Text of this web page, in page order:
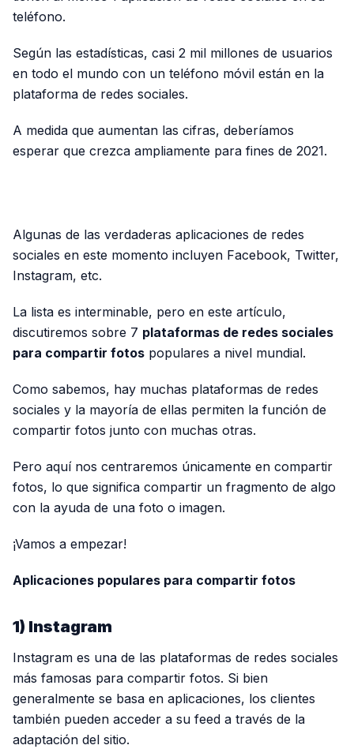
teléfono.
Según las estadísticas, casi 2 mil millones de usuarios
en todo el mundo con un teléfono móvil están en la
plataforma de redes sociales.
A medida que aumentan las cifras, deberíamos
esperar que crezca ampliamente para fines de 2021.
Algunas de las verdaderas aplicaciones de redes
sociales en este momento incluyen Facebook, Twitter,
Instagram, etc.
La lista es interminable, pero en este artículo,
discutiremos sobre 7 plataformas de redes sociales
para compartir fotos populares a nivel mundial.
Como sabemos, hay muchas plataformas de redes
sociales y la mayoría de ellas permiten la función de
compartir fotos junto con muchas otras.
Pero aquí nos centraremos únicamente en compartir
fotos, lo que significa compartir un fragmento de algo
con la ayuda de una foto o imagen.
¡Vamos a empezar!
Aplicaciones populares para compartir fotos
1) Instagram
Instagram es una de las plataformas de redes sociales
más famosas para compartir fotos. Si bien
generalmente se basa en aplicaciones, los clientes
también pueden acceder a su feed a través de la
adaptación del sitio.